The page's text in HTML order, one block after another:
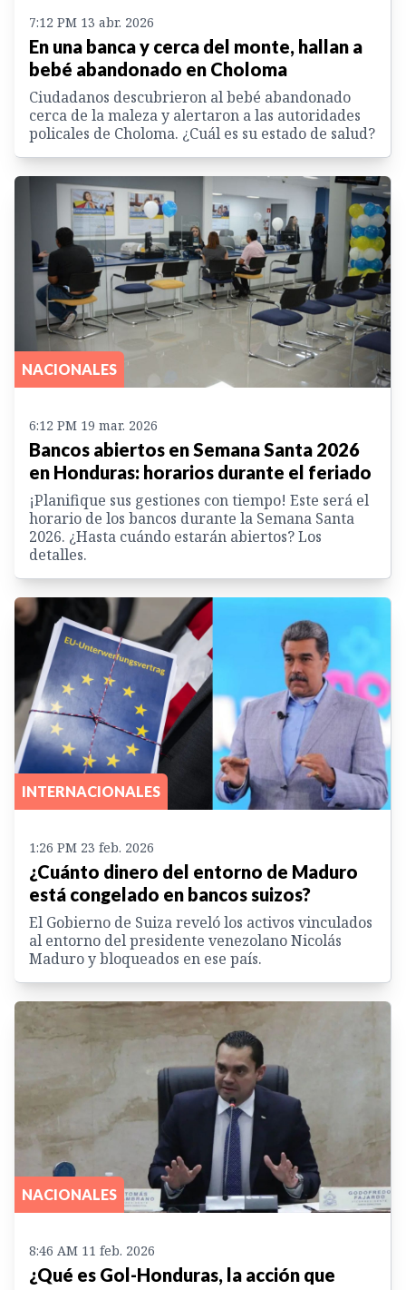
7:12 PM 13 abr. 2026
En una banca y cerca del monte, hallan a
bebé abandonado en Choloma
Ciudadanos descubrieron al bebé abandonado
cerca de la maleza y alertaron a las autoridades
policales de Choloma. ¿Cuál es su estado de salud?
NACIONALES
6:12 PM 19 mar. 2026
Bancos abiertos en Semana Santa 2026
en Honduras: horarios durante el feriado
¡Planifique sus gestiones con tiempo! Este será el
horario de los bancos durante la Semana Santa
2026. ¿Hasta cuándo estarán abiertos? Los
detalles.
INTERNACIONALES
1:26 PM 23 feb. 2026
¿Cuánto dinero del entorno de Maduro
está congelado en bancos suizos?
El Gobierno de Suiza reveló los activos vinculados
al entorno del presidente venezolano Nicolás
Maduro y bloqueados en ese país.
NACIONALES
8:46 AM 11 feb. 2026
¿Qué es Gol-Honduras, la acción que